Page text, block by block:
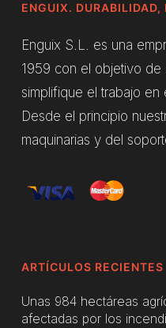
ENGUIX. DURABILIDAD,
Enguix S.L. es una
1959 con el objetivo
simplifique el trabajo en
Desde el principio
maquinarias y del
ARTÍCULOS RECIENTES
Unas 984 hectáreas
afectadas por los